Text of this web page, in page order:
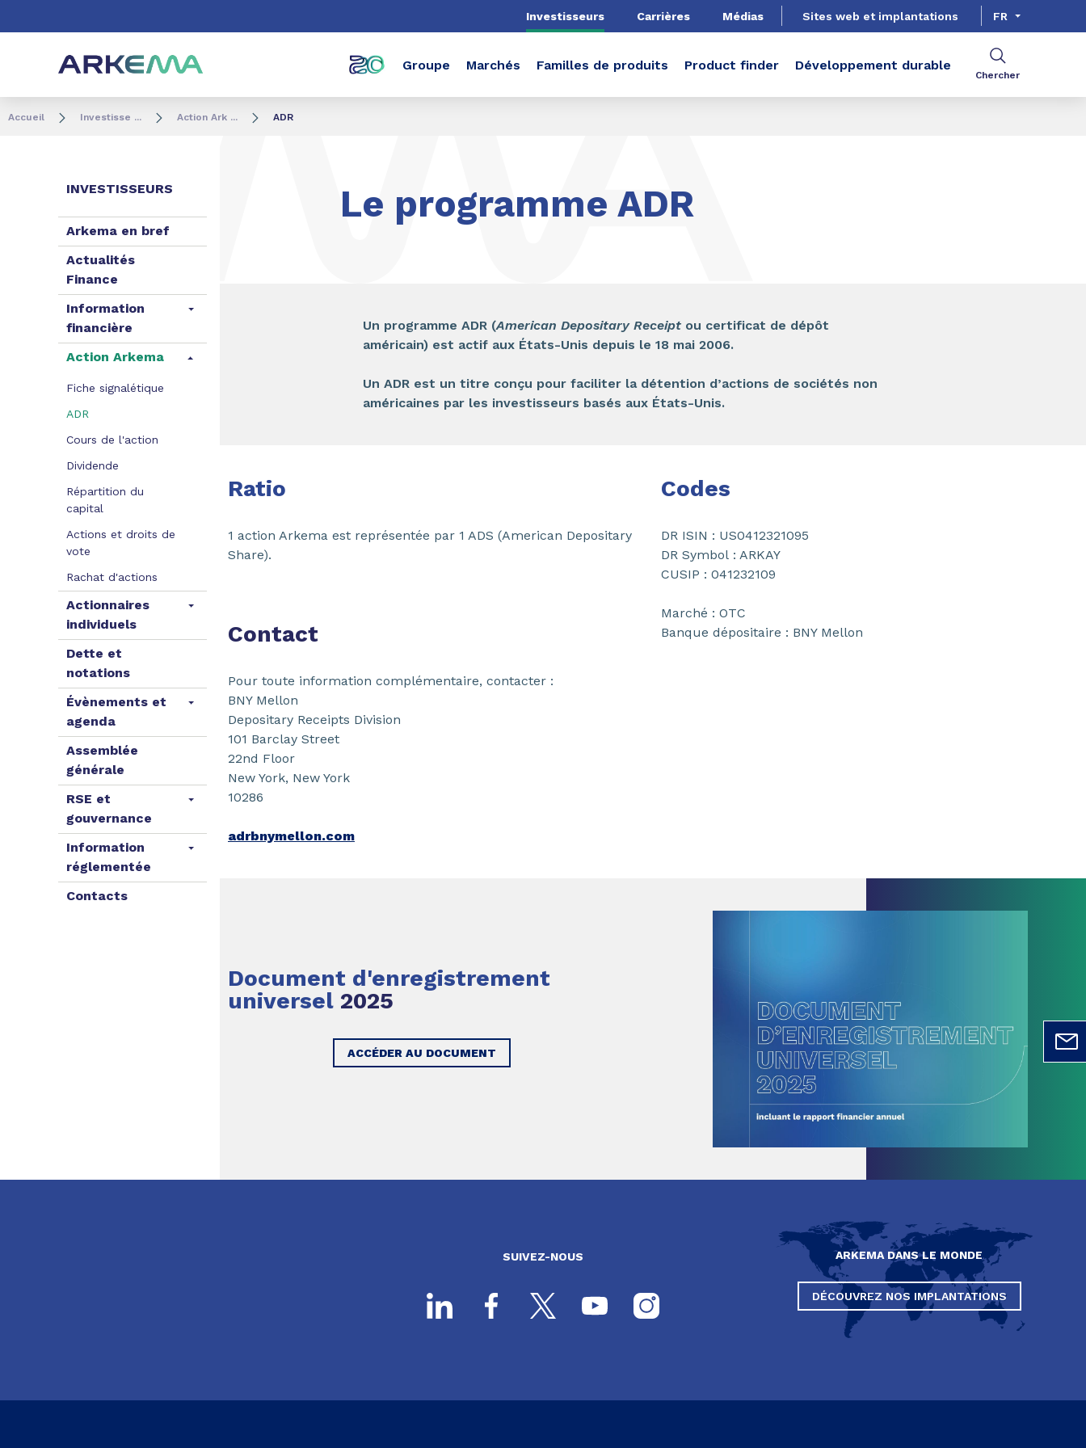
Investisseurs Carrières Médias Sites web et implantations FR
Groupe Marchés Familles de produits Product finder Développement durable
Chercher
Accueil Investisse ... Action Ark ... ADR
INVESTISSEURS
Arkema en bref
Actualités
Finance
Information
financière
Action Arkema
Fiche signalétique
ADR
Cours de l'action
Dividende
Répartition du
capital
Actions et droits de
vote
Rachat d'actions
Actionnaires
individuels
Dette et
notations
Évènements et
agenda
Assemblée
générale
RSE et
gouvernance
Information
réglementée
Contacts
Le programme ADR
Un programme ADR (American Depositary Receiptou certificat de dépôt
américain) est actif aux États-Unis depuis le 18 mai 2006.
Un ADR est un titre conçu pour faciliter la détention d’actions de sociétés non
américaines par les investisseurs basés aux États-Unis.
Ratio
1 action Arkema est représentée par 1 ADS (American Depositary
Share).
Contact
Pour toute information complémentaire, contacter :
BNY Mellon
Depositary Receipts Division
101 Barclay Street
22nd Floor
New York, New York
10286
adrbnymellon.com
Codes
DR ISIN : US0412321095
DR Symbol : ARKAY
CUSIP : 041232109
Marché : OTC
Banque dépositaire : BNY Mellon
Document d'enregistrement
universel 2025
ACCÉDER AU DOCUMENT
SUIVEZ-NOUS ARKEMA DANS LE MONDE
DÉCOUVREZ NOS IMPLANTATIONS